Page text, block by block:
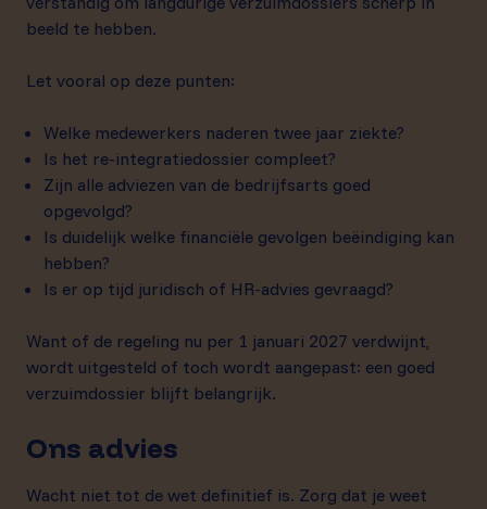
beeld te hebben.
Let vooral op deze punten:
Welke medewerkers naderen twee jaar ziekte?
Is het re-integratiedossier compleet?
Zijn alle adviezen van de bedrijfsarts goed
opgevolgd?
Is duidelijk welke financiële gevolgen beëindiging kan
hebben?
Is er op tijd juridisch of HR-advies gevraagd?
Want of de regeling nu per 1 januari 2027 verdwijnt,
wordt uitgesteld of toch wordt aangepast: een goed
verzuimdossier blijft belangrijk.
Ons advies
Wacht niet tot de wet definitief is. Zorg dat je weet